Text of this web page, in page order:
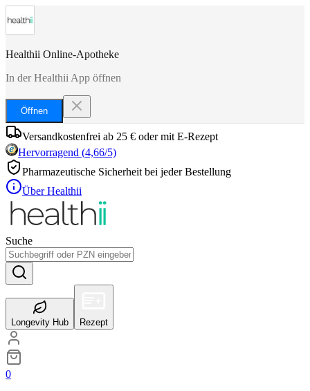
Healthii Online-Apotheke
In der Healthii App öffnen
Öffnen
Versandkostenfrei ab 25 € oder mit E-Rezept
Hervorragend (4,66/5)
Pharmazeutische Sicherheit bei jeder Bestellung
Über Healthii
Suche
Longevity Hub Rezept
0